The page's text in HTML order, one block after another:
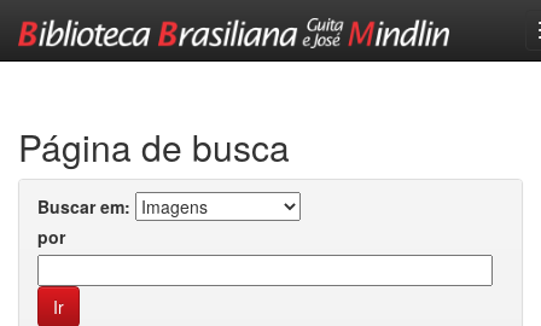
Página de busca
Buscar em:
por